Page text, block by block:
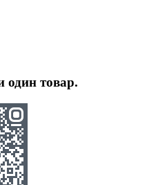
один товар.